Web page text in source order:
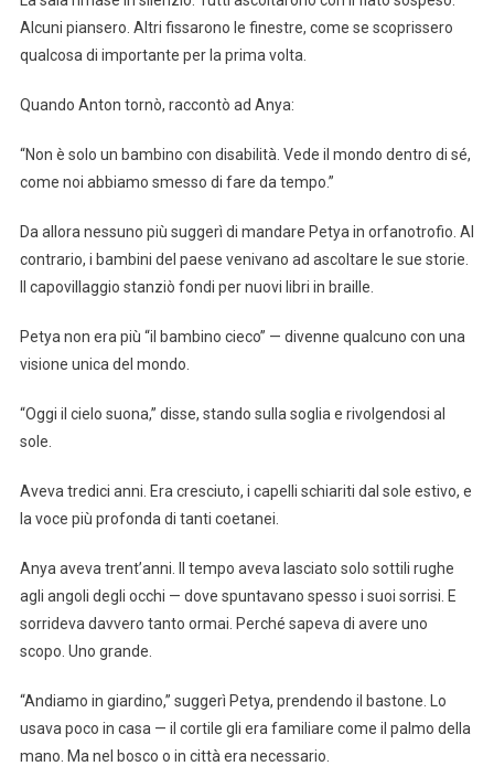
Alcuni piansero. Altri fissarono le finestre, come se scoprissero
qualcosa di importante per la prima volta.
Quando Anton tornò, raccontò ad Anya:
“Non è solo un bambino con disabilità. Vede il mondo dentro di sé,
come noi abbiamo smesso di fare da tempo.”
Da allora nessuno più suggerì di mandare Petya in orfanotrofio. Al
contrario, i bambini del paese venivano ad ascoltare le sue storie.
Il capovillaggio stanziò fondi per nuovi libri in braille.
Petya non era più “il bambino cieco” — divenne qualcuno con una
visione unica del mondo.
“Oggi il cielo suona,” disse, stando sulla soglia e rivolgendosi al
sole.
Aveva tredici anni. Era cresciuto, i capelli schiariti dal sole estivo, e
la voce più profonda di tanti coetanei.
Anya aveva trent’anni. Il tempo aveva lasciato solo sottili rughe
agli angoli degli occhi — dove spuntavano spesso i suoi sorrisi. E
sorrideva davvero tanto ormai. Perché sapeva di avere uno
scopo. Uno grande.
“Andiamo in giardino,” suggerì Petya, prendendo il bastone. Lo
usava poco in casa — il cortile gli era familiare come il palmo della
mano. Ma nel bosco o in città era necessario.